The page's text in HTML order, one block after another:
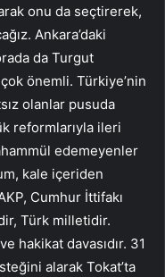
onu da seçtirerek,
Ankara’daki
da Turgut
önemli. Türkiye’nin
olanlar pusuda
reformlarıyla ileri
edemeyenler
kale içeriden
Cumhur İttifakı
Türk milletidir.
hakikat davasıdır. 31
alarak Tokat’ta